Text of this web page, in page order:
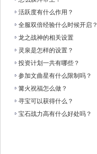
活跃度有什么作用？
全服双倍经验什么时候开启？
龙之战神的相关设置
灵泉是怎样的设置？
投资计划一共有哪些？
参加文曲星有什么限制吗？
篝火祝福怎么做？
寻宝可以获得什么？
宝石战力高有什么好处吗？